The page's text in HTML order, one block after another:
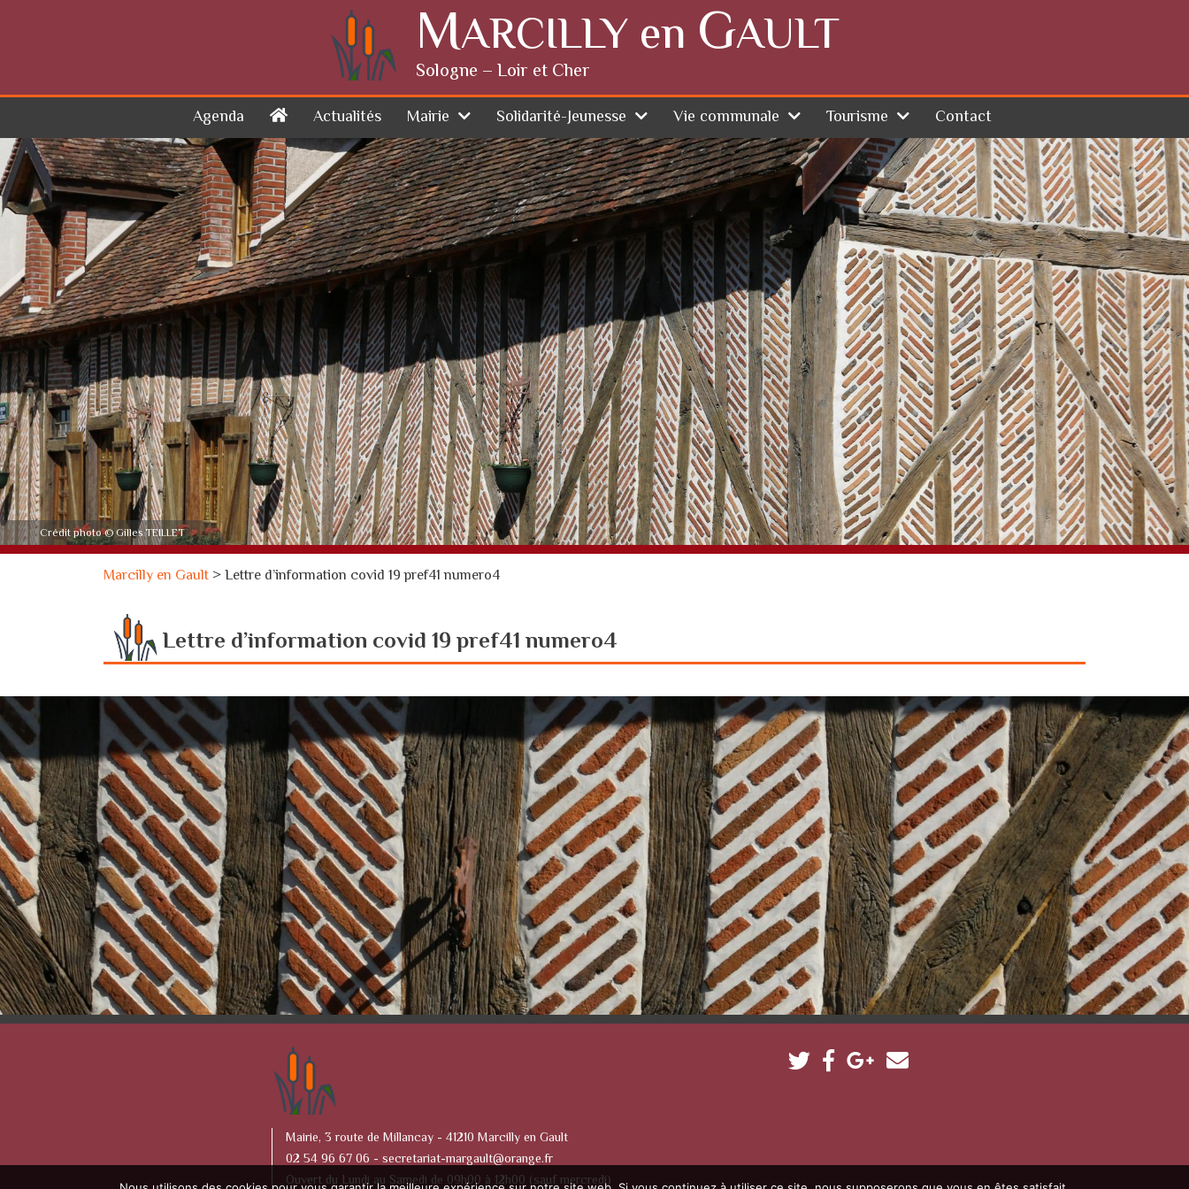
MARCILLY en GAULT
Sologne – Loir et Cher
Agenda Actualités Mairie Solidarité-Jeunesse Vie communale Tourisme Contact
Crédit photo © Gilles TEILLET
Marcilly en Gault >Lettre d’information covid 19 pref41 numero4
Lettre d’information covid 19 pref41 numero4
Mairie, 3 route de Millancay - 41210 Marcilly en Gault
02 54 96 67 06 - secretariat-margault@orange.fr
Ouvert du Lundi au Samedi de 09h00 à 12h00 (sauf mercredi)